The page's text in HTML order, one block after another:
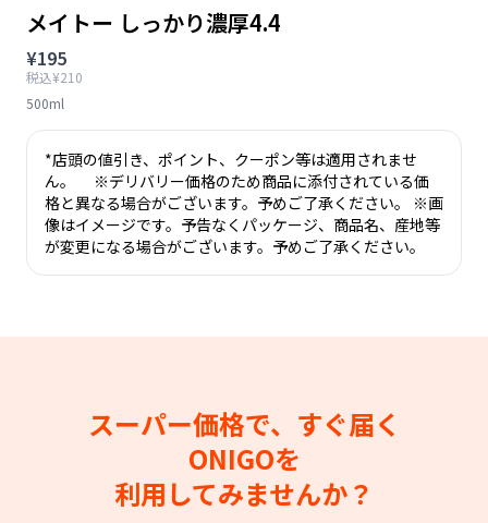
メイトー しっかり濃厚4.4
¥195
税込¥210
500ml
*店頭の値引き、ポイント、クーポン等は適用されませ
ん。 ※デリバリー価格のため商品に添付されている価
格と異なる場合がございます。予めご了承ください。 ※画
像はイメージです。予告なくパッケージ、商品名、産地等
が変更になる場合がございます。予めご了承ください。
スーパー価格で、すぐ届く
ONIGOを
利用してみませんか？